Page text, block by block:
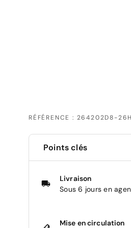
RÉFÉRENCE : 264202D8-
Points clés
Livraison
Sous 6 jours en
Mise en circulation